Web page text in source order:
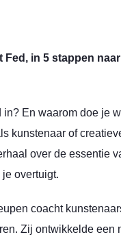
Fed, in 5 stappen
in? En waarom doe je
kunstenaar of
over de essentie
overtuigt.
coacht
Zij ontwikkelde een